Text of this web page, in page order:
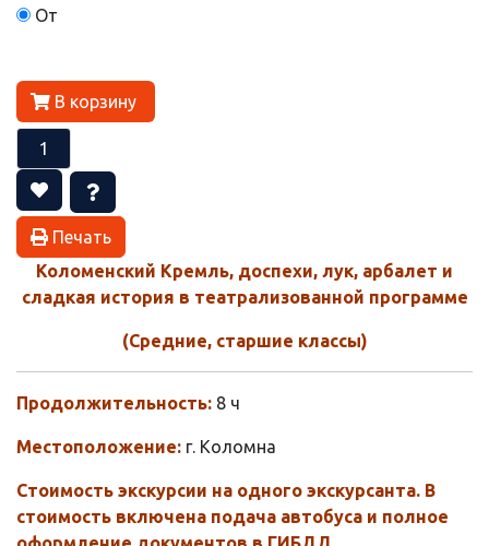
От
В корзину
Печать
Коломенский Кремль, доспехи, лук, арбалет и
сладкая история в театрализованной программе
(Средние, старшие классы)
Продолжительность: 8 ч
Местоположение: г. Коломна
Стоимость экскурсии на одного экскурсанта. В
стоимость включена подача автобуса и полное